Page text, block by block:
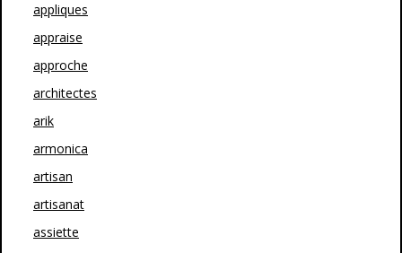
appliques
appraise
approche
architectes
arik
armonica
artisan
artisanat
assiette